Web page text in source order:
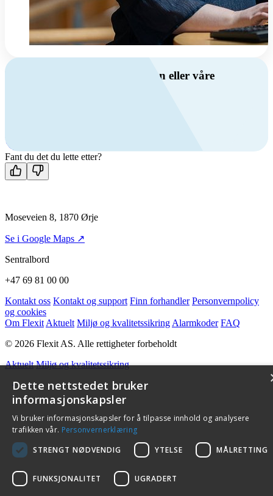
Har du spørsmål om ventilasjon eller våre
Kontakt oss
Fant du det du lette etter?
Moseveien 8, 1870 Ørje
Se i Google Maps ↗
Sentralbord
+47 69 81 00 00
Kontakt oss Kontakt og support Finn forhandler Personvernpolicy
og cookies
Om Flexit Aktuelt Miljø og kvalitetssikring Alarmkoder FAQ
© 2026 Flexit AS. Alle rettigheter forbeholdt
Aktuelt Miljø og kvalitetssikring
Dette nettstedet bruker
informasjonskapsler
Vi bruker informasjonskapsler for å tilpasse innhold og analysere
trafikken vår. Personvernerklæring
STRENGT NØDVENDIG
YTELSE MÅLRETTING
FUNKSJONALITET UGRADERT